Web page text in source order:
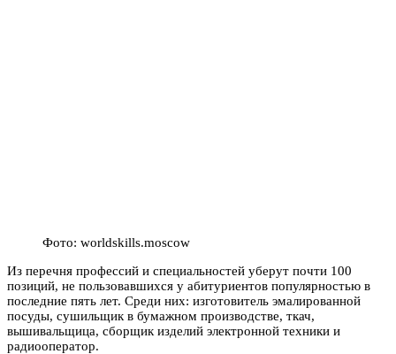
Фото: worldskills.moscow
Из перечня профессий и специальностей уберут почти 100
позиций, не пользовавшихся у абитуриентов популярностью в
последние пять лет. Среди них: изготовитель эмалированной
посуды, сушильщик в бумажном производстве, ткач,
вышивальщица, сборщик изделий электронной техники и
радиооператор.